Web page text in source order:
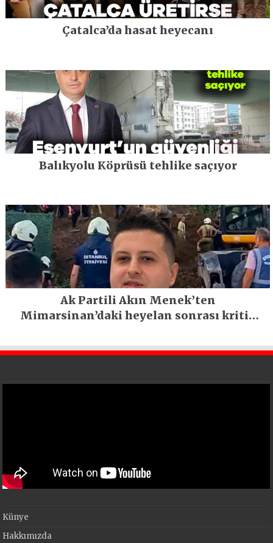
Çatalca’da hasat heyecanı
Balıkyolu Köprüsü tehlike saçıyor
Ak Partili Akın Menek’ten
Mimarsinan’daki heyelan sonrası kritik
Künye
Hakkımızda